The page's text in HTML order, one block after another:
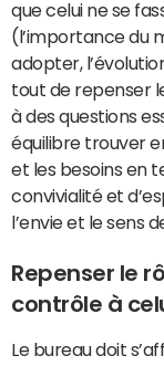
que celui ne se
(l’importance du
adopter,
tout de repenser
à des questions
équilibre trouver
et les besoins en
convivialité et
l’envie et le sens
Repenser le
contrôle à
Le bureau doit